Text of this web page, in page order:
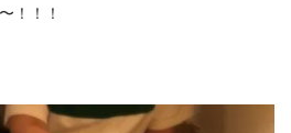
！！！